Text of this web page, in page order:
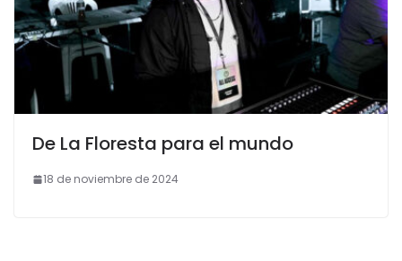
De La Floresta para el mundo
18 de noviembre de 2024